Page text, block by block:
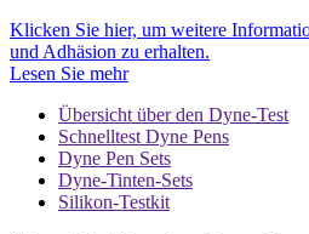
Klicken Sie hier, um weitere
und Adhäsion zu erhalten.
Lesen Sie mehr
Übersicht über den Dyne-Test
Schnelltest Dyne Pens
Dyne Pen Sets
Dyne-Tinten-Sets
Silikon-Testkit